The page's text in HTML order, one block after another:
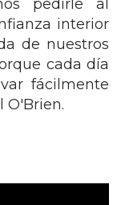
pedirle al
interior
de nuestros
cada día
fácilmente
O'Brien.